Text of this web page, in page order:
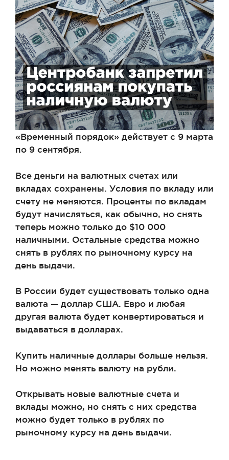
«Временный порядок» действует с 9 марта
по 9 сентября.
Все деньги на валютных счетах или
вкладах сохранены. Условия по вкладу или
счету не меняются. Проценты по вкладам
будут начисляться, как обычно, но снять
теперь можно только до $10 000
наличными. Остальные средства можно
снять в рублях по рыночному курсу на
день выдачи.
В России будет существовать только одна
валюта — доллар США. Евро и любая
другая валюта будет конвертироваться и
выдаваться в долларах.
Купить наличные доллары больше нельзя.
Но можно менять валюту на рубли.
Открывать новые валютные счета и
вклады можно, но снять с них средства
можно будет только в рублях по
рыночному курсу на день выдачи.